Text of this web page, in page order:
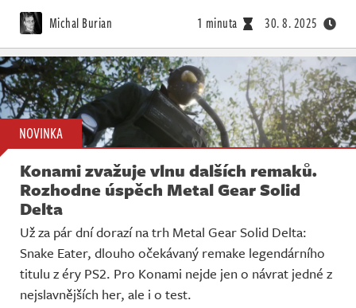
Michal Burian 1 minuta 30. 8. 2025
NOVINKA
Konami zvažuje vlnu dalších remaků.
Rozhodne úspěch Metal Gear Solid
Delta
Už za pár dní dorazí na trh Metal Gear Solid Delta:
Snake Eater, dlouho očekávaný remake legendárního
titulu z éry PS2. Pro Konami nejde jen o návrat jedné z
nejslavnějších her, ale i o test.